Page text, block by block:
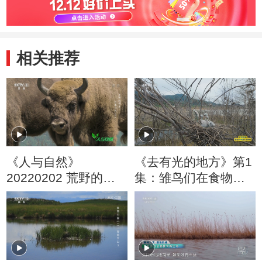
相关推荐
《人与自然》
20220202 荒野的新
生——巨兽归来
（上）
《去有光的地方》第1
集：雏鸟们在食物面
前撕下了兄弟情谊的
伪装